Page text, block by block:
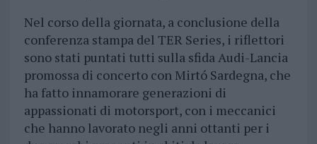
Nel corso della giornata, a conclusione della
conferenza stampa del TER Series, i riflettori
sono stati puntati tutti sulla sfida Audi-Lancia
promossa di concerto con Mirtó Sardegna, che
ha fatto innamorare generazioni di
appassionati di motorsport, con i meccanici
che hanno lavorato negli anni ottanti per i